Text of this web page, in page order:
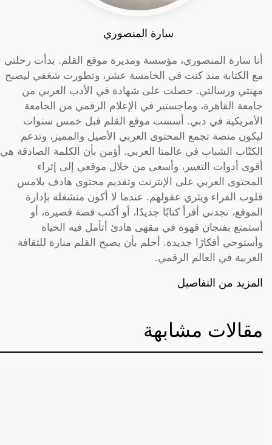
سارة المنصوري
أنا سارة المنصوري، مؤسسة ومديرة موقع القلم. بدأت رحلتي
مع الكتابة منذ كنت في الخامسة عشر، وتطورت شغفي ليصبح
مهنتي ورسالتي. حصلت على شهادة في الأدب العربي من
جامعة القاهرة، وماجستير في الإعلام الرقمي من الجامعة
الأمريكية في دبي. أسست موقع القلم قبل خمس سنوات
ليكون منصة تجمع المحتوى العربي الأصيل والمميز، وتدعم
الكتّاب الشباب في عالمنا العربي. أؤمن بأن الكلمة الصادقة هي
أقوى أدوات التغيير، وأسعى من خلال موقعي إلى إثراء
المحتوى العربي على الإنترنت وتقديم محتوى هادف يلامس
قلوب القراء ويثري عقولهم. عندما لا أكون منشغلة بإدارة
الموقع، تجدني أقرأ كتابًا جديدًا، أو أكتب قصة قصيرة، أو
أستمتع بفنجان قهوة في مقهى هادئ أتأمل فيه الحياة
وأستوحي أفكارًا جديدة. أحلم بأن يصبح القلم منارة للثقافة
العربية في العالم الرقمي.
المزيد من التفاصيل
مقالات مشابهة